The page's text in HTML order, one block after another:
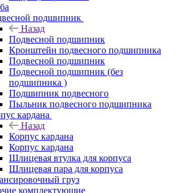
подшипник
Назад
Подвесной подшипник
Кронштейн подвесного подшипника
Подвесной подшипник
Подвесной подшипник (без
подшипника )
Подшипник подвесного
Пыльник подвесного подшипника
кардана
Назад
Корпус кардана
Корпус кардана
Шлицевая втулка для корпуса
Шлицевая пара для корпуса
груз
комплектующие